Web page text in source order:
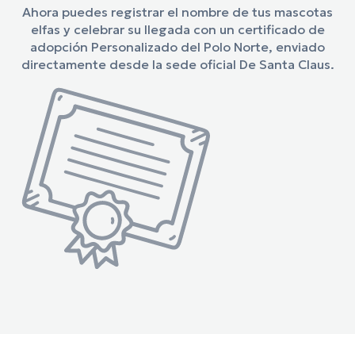
Ahora puedes registrar el nombre de tus mascotas
elfas y celebrar su llegada con un certificado de
adopción Personalizado del Polo Norte, enviado
directamente desde la sede oficial De Santa Claus.